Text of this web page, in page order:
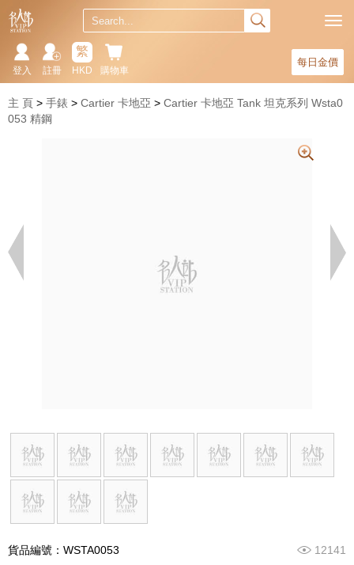
每日金價
購物車
繁
HKD
註冊
登入
主 頁 手錶 Cartier 卡地亞
Cartier 卡地亞 Tank 坦克系列 Wsta0
053 精鋼
貨品編號：WSTA0053 12141